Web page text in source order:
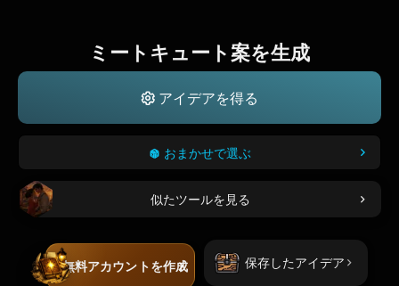
ミートキュート案を生成
アイデアを得る
おまかせで選ぶ
似たツールを見る
無料アカウントを作成 保存したアイデア